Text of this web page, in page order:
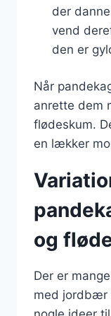
der
vend
den er
Når
anrette dem
flødeskum.
en lækker
og
Der er
med jordbær